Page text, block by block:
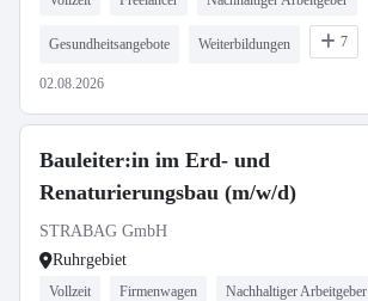
Gesundheitsangebote Weiterbildungen 7
02.08.2026
Bauleiter:in im Erd- und
Renaturierungsbau (m/w/d)
STRABAG GmbH
Ruhrgebiet
Vollzeit Firmenwagen Nachhaltiger Arbeitgeber